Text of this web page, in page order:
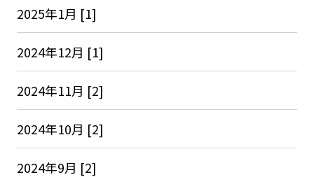
2025年1月 [1]
2024年12月 [1]
2024年11月 [2]
2024年10月 [2]
2024年9月 [2]